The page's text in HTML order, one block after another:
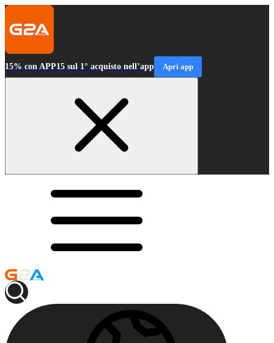
15% con APP15 sul 1° acquisto nell’app Apri app